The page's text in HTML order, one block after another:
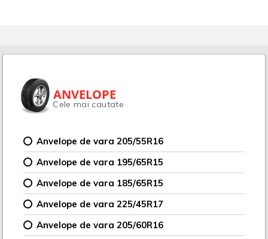
ANVELOPE
Cele mai cautate
Anvelope de vara 205/55R16
Anvelope de vara 195/65R15
Anvelope de vara 185/65R15
Anvelope de vara 225/45R17
Anvelope de vara 205/60R16